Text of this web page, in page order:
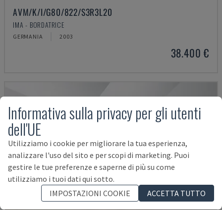
AVM/K/I/G80/822/S3R3L20
IMA - BORDATRICE
GERMANIA 2003
38.400 €
Informativa sulla privacy per gli utenti
dell'UE
Utilizziamo i cookie per migliorare la tua esperienza,
analizzare l'uso del sito e per scopi di marketing. Puoi
gestire le tue preferenze e saperne di più su come
utilizziamo i tuoi dati qui sotto.
IMPOSTAZIONI COOKIE
ACCETTA TUTTO